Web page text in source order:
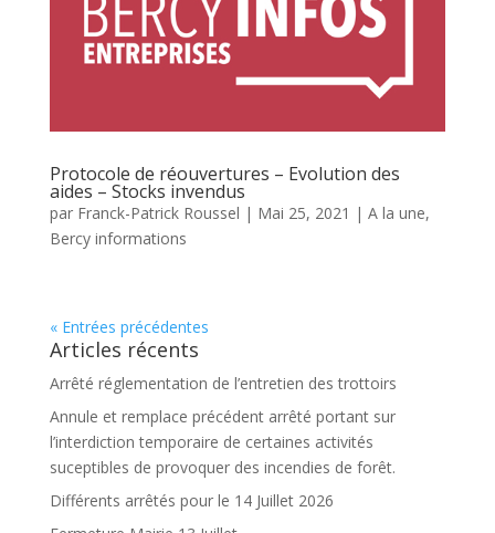
Protocole de réouvertures – Evolution des
aides – Stocks invendus
par Franck-Patrick Roussel | Mai 25, 2021 | A la une,
Bercy informations
« Entrées précédentes
Articles récents
Arrêté réglementation de l’entretien des trottoirs
Annule et remplace précédent arrêté portant sur
l’interdiction temporaire de certaines activités
suceptibles de provoquer des incendies de forêt.
Différents arrêtés pour le 14 Juillet 2026